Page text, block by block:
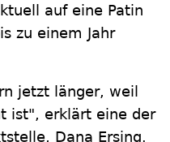
auf eine Patin
zu einem Jahr
jetzt länger, weil
ist", erklärt eine der
Dana Ersing.